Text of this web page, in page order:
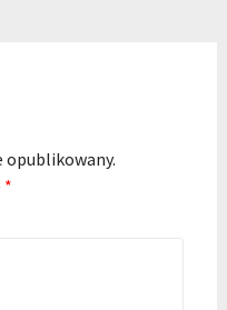
opublikowany.
*